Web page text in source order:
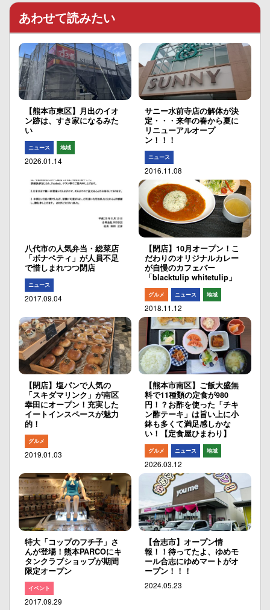
あわせて読みたい
【熊本市東区】月出のイオ
ン跡は、すき家になるみた
い
ニュース 地域
2026.01.14
サニー水前寺店の解体が決
定・・・来年の春から夏に
リニューアルオープ
ン！！！
ニュース
2016.11.08
八代市の人気弁当・総菜店
「ボナペティ」が人員不足
で惜しまれつつ閉店
ニュース
2017.09.04
【閉店】10月オープン！こ
だわりのオリジナルカレー
が自慢のカフェバー
「blacktulip whitetulip」
グルメ ニュース 地域
2018.11.12
【閉店】塩パンで人気の
「スキダマリンク」が南区
幸田にオープン！充実した
イートインスペースが魅力
的！
グルメ
2019.01.03
【熊本市南区】ご飯大盛無
料で11種類の定食が980
円！？お酢を使った「チキ
ン酢テーキ」は旨い上に小
鉢も多くて満足感しかな
い！【定食屋ひまわり】
グルメ ニュース 地域
2026.03.12
特大「コップのフチ子」さ
んが登場！熊本PARCOにキ
タンクラブショップが期間
限定オープン
イベント
2017.09.29
【合志市】オープン情
報！！待ってたよ、ゆめモ
ール合志にゆめマートがオ
ープン！！！
2024.05.23